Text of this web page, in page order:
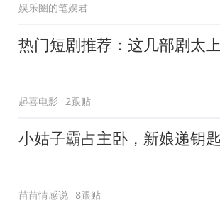
娱乐圈的笔娱君
热门短剧推荐：这几部剧太
起喜电影 2跟贴
小姑子霸占主卧，新娘递钥
苗苗情感说 8跟贴